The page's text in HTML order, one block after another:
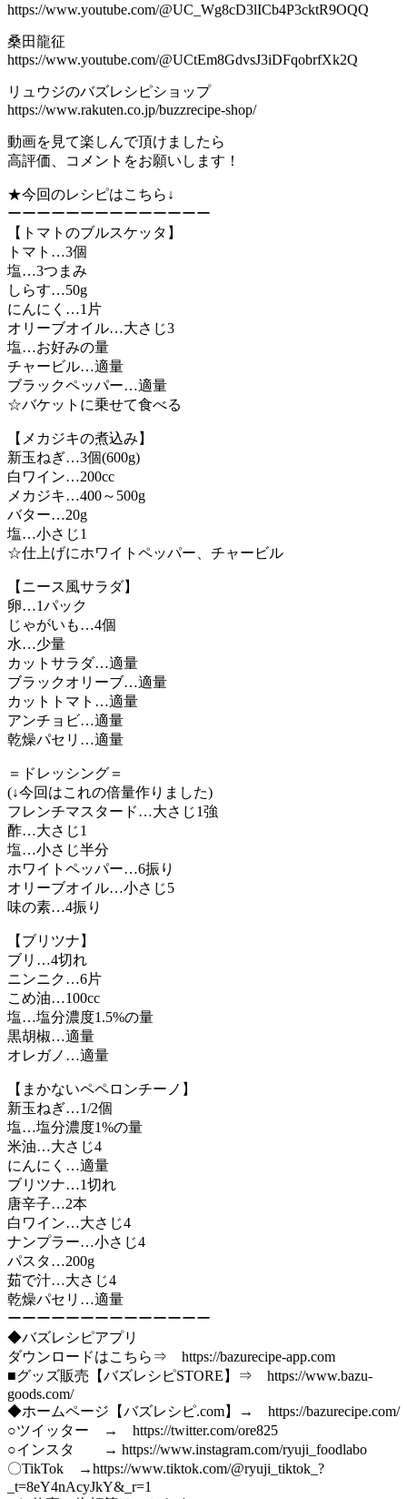
https://www.youtube.com/@UC_Wg8cD3lICb4P3cktR9OQQ
桑田龍征
https://www.youtube.com/@UCtEm8GdvsJ3iDFqobrfXk2Q
リュウジのバズレシピショップ
https://www.rakuten.co.jp/buzzrecipe-shop/
動画を見て楽しんで頂けましたら
高評価、コメントをお願いします！
★今回のレシピはこちら↓
ーーーーーーーーーーーーーー
【トマトのブルスケッタ】
トマト…3個
塩…3つまみ
しらす…50g
にんにく…1片
オリーブオイル…大さじ3
塩…お好みの量
チャービル…適量
ブラックペッパー…適量
☆バケットに乗せて食べる
【メカジキの煮込み】
新玉ねぎ…3個(600g)
白ワイン…200cc
メカジキ…400～500g
バター…20g
塩…小さじ1
☆仕上げにホワイトペッパー、チャービル
【ニース風サラダ】
卵…1パック
じゃがいも…4個
水…少量
カットサラダ…適量
ブラックオリーブ…適量
カットトマト…適量
アンチョビ…適量
乾燥パセリ…適量
＝ドレッシング＝
(↓今回はこれの倍量作りました)
フレンチマスタード…大さじ1強
酢…大さじ1
塩…小さじ半分
ホワイトペッパー…6振り
オリーブオイル…小さじ5
味の素…4振り
【ブリツナ】
ブリ…4切れ
ニンニク…6片
こめ油…100cc
塩…塩分濃度1.5%の量
黒胡椒…適量
オレガノ…適量
【まかないペペロンチーノ】
新玉ねぎ…1/2個
塩…塩分濃度1%の量
米油…大さじ4
にんにく…適量
ブリツナ…1切れ
唐辛子…2本
白ワイン…大さじ4
ナンプラー…小さじ4
パスタ…200g
茹で汁…大さじ4
乾燥パセリ…適量
ーーーーーーーーーーーーーー
◆バズレシピアプリ
ダウンロードはこちら⇒ https://bazurecipe-app.com
■グッズ販売【バズレシピSTORE】⇒ https://www.bazu-
goods.com/
◆ホームページ【バズレシピ.com】→ https://bazurecipe.com/
○ツイッター → https://twitter.com/ore825
○インスタ → https://www.instagram.com/ryuji_foodlabo
〇TikTok →https://www.tiktok.com/@ryuji_tiktok_?
_t=8eY4nAcyJkY&_r=1